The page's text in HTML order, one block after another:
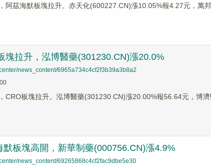
阿茲海默板塊拉升。赤天化(600227.CN)漲10.05%報4.27元，萬
塊拉升，泓博醫藥(301230.CN)漲20.0%
news_content/6965a734c4cf2f3b39a3b8a2
CRO板塊拉升。泓博醫藥(301230.CN)漲20.00%報56.64元，博
默板塊高開，新華制藥(000756.CN)漲4.9%
news_content/69265868c4cf2fac9dbe5e30